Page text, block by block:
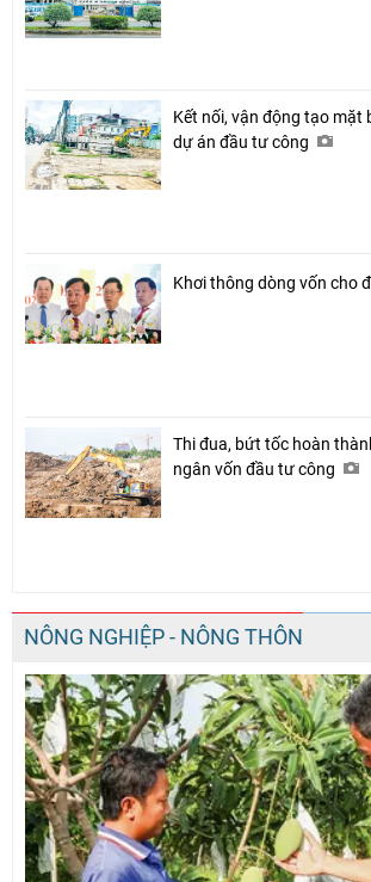
Facebook
Kết nối, vận động tạo mặt
dự án đầu tư công
Khơi thông dòng vốn cho
Thi đua, bứt tốc hoàn
ngân vốn đầu tư công
NÔNG NGHIỆP - NÔNG THÔN